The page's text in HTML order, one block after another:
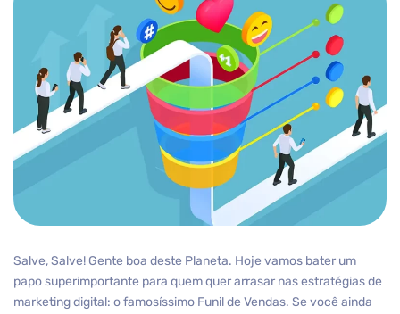
Salve, Salve! Gente boa deste Planeta. Hoje vamos bater um
papo superimportante para quem quer arrasar nas estratégias de
marketing digital: o famosíssimo Funil de Vendas. Se você ainda